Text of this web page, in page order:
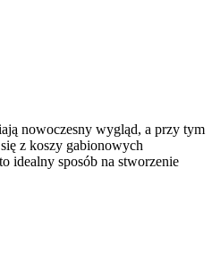
nowoczesny wygląd, a przy tym
z koszy gabionowych
idealny sposób na stworzenie